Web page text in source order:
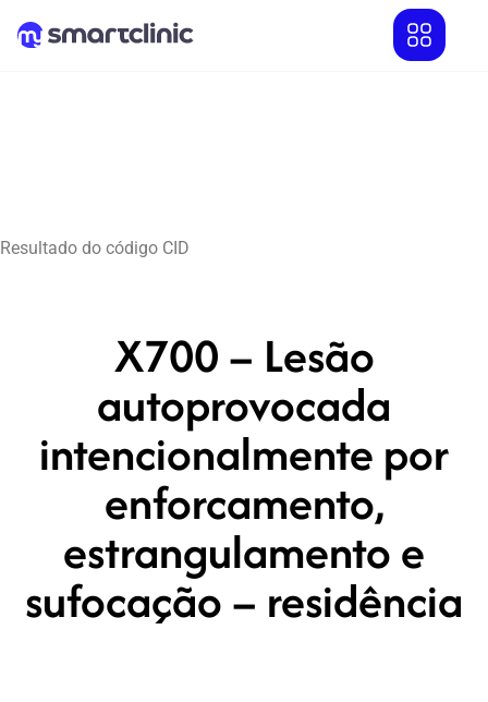
Resultado do código CID
X700 – Lesão
autoprovocada
intencionalmente por
enforcamento,
estrangulamento e
sufocação – residência